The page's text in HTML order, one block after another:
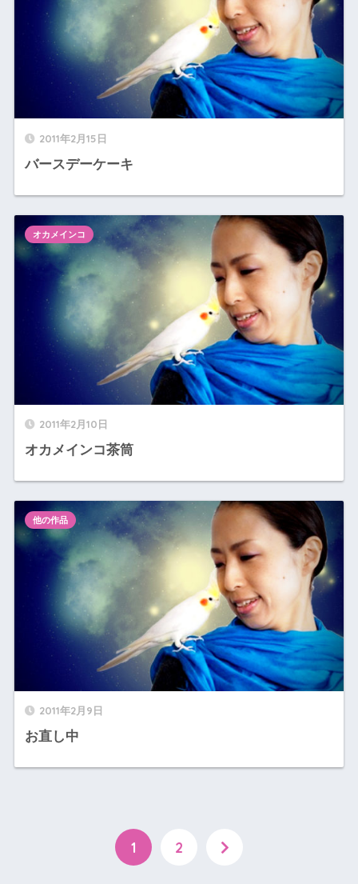
2011年2月15日
バースデーケーキ
2011年2月10日
オカメインコ茶筒
オカメインコ
2011年2月9日
お直し中
他の作品
1 2